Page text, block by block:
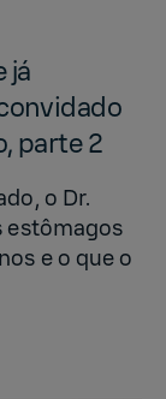
já
parte 2
o Dr.
estômagos
e o que o